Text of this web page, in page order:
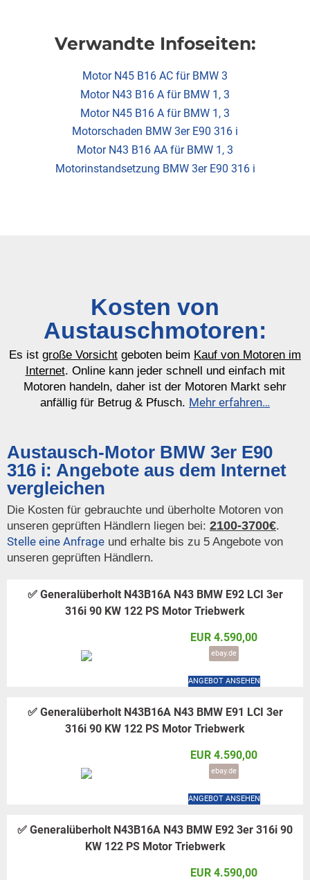
Verwandte Infoseiten:
Motor N45 B16 AC für BMW 3
Motor N43 B16 A für BMW 1, 3
Motor N45 B16 A für BMW 1, 3
Motorschaden BMW 3er E90 316 i
Motor N43 B16 AA für BMW 1, 3
Motorinstandsetzung BMW 3er E90 316 i
Kosten von
Austauschmotoren:
Es ist große Vorsicht geboten beim Kauf von Motoren im
Internet. Online kann jeder schnell und einfach mit
Motoren handeln, daher ist der Motoren Markt sehr
anfällig für Betrug & Pfusch. Mehr erfahren…
Austausch-Motor BMW 3er E90
316 i: Angebote aus dem Internet
vergleichen
Die Kosten für gebrauchte und überholte Motoren von
unseren geprüften Händlern liegen bei: 2100-3700€.
Stelle eine Anfrage und erhalte bis zu 5 Angebote von
unseren geprüften Händlern.
✅ Generalüberholt N43B16A N43 BMW E92 LCI 3er
316i 90 KW 122 PS Motor Triebwerk
EUR 4.590,00
ebay.de
ANGEBOT ANSEHEN
✅ Generalüberholt N43B16A N43 BMW E91 LCI 3er
316i 90 KW 122 PS Motor Triebwerk
EUR 4.590,00
ebay.de
ANGEBOT ANSEHEN
✅ Generalüberholt N43B16A N43 BMW E92 3er 316i 90
KW 122 PS Motor Triebwerk
EUR 4.590,00